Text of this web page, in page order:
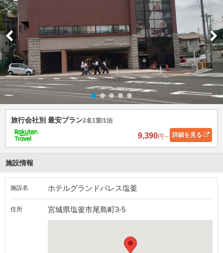
旅行会社別 最安プラン2名1室/1泊
9,390円～ 詳細を見る
施設情報
施設名 ホテルグランドパレス塩釜
住所 宮城県塩釜市尾島町3-5